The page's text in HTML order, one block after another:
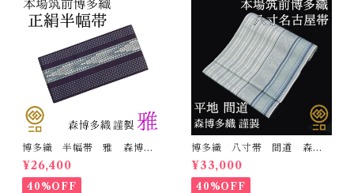
博多織 半幅帯 雅 森博多
織 正絹 リバーシブル 長
さ/3m78cm 日本製 和装
小袋帯 半巾帯
¥26,400
40%OFF
博多織 八寸帯 間道 森博
多織 正絹 日本製 未仕立
て 名古屋帯
¥33,000
40%OFF